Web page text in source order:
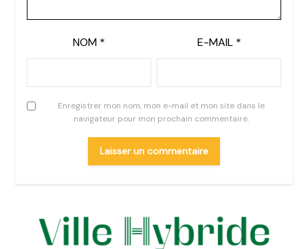
NOM * E-MAIL *
Enregistrer mon nom, mon e-mail et mon site dans le
navigateur pour mon prochain commentaire.